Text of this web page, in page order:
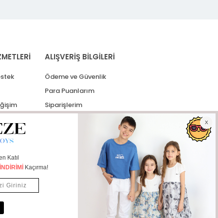
ALIŞVERİŞ BİLGİLERİ
Ödeme ve Güvenlik
Para Puanlarım
Siparişlerim